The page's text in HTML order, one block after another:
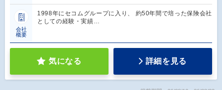
会社
概要
1998年にセコムグループに入り、 約50年間で培った保険会社
としての経験・実績…
気になる 詳細を見る